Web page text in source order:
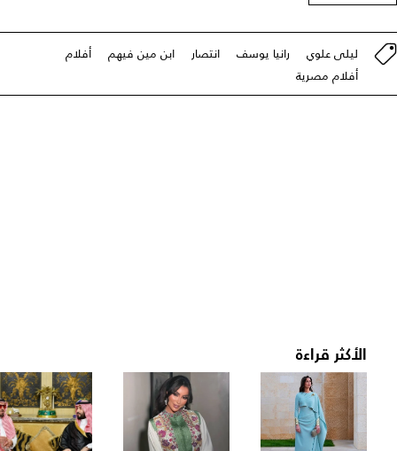
ليلى علوي رانيا يوسف انتصار ابن مين فيهم
أفلام
أفلام مصرية
الأكثر قراءة